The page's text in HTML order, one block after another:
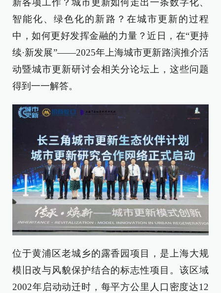
新各项工作？城市更新如何走出一条数字化、
智能化、绿色化的新路？在城市更新的过程
中，如何更好发挥金融的力量？近日，在“更持
续·新发展”——2025年上海城市更新路演推介活
动暨城市更新研讨会相关分论坛上，这些问题
得到一一解答。
位于黄浦区老城乡的露香园项目，是上海大规
模旧改与风貌保护结合的标志性项目。该区域
2002年启动动迁时，每平方公里人口密度达12